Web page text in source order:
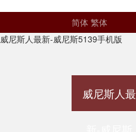
简体 繁体
威尼斯人最新-威尼斯5139手机版
威尼斯人最